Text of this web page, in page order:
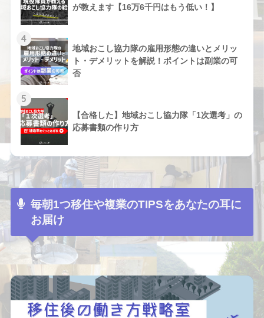
が教えます【16万6千円はもう低い！】
4
地域おこし協力隊の雇用形態の違いとメリッ
ト・デメリットを解説！ポイントは副業の可
否
5
【合格した】地域おこし協力隊「1次選考」の
応募書類の作り方
毎朝1つ移住や複業のTIPSをあなたの耳に
お届け